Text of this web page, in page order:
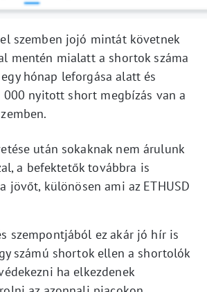
szemben jojó mintát követnek
mentén mialatt a shortok száma
hónap leforgása alatt és
nyitott short megbízás van a
után sokaknak nem árulunk
a befektetők továbbra is
jövőt, különösen ami az ETHUSD
szempontjából ez akár jó hír is
számú shortok ellen a shortolók
ha elkezdenek